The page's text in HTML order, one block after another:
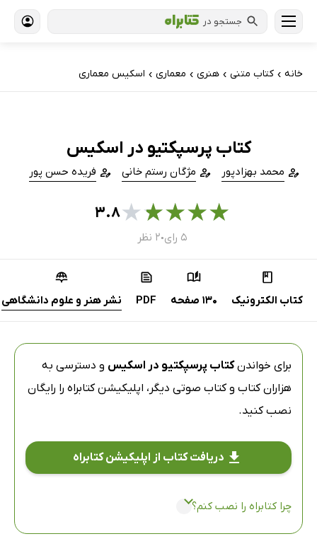
جستجو در
خانه › کتاب‌ متنی › هنری › معماری › اسکیس معماری
کتاب پرسپکتیو در اسکیس
محمد بهزادپور مژگان رستم خانی فریده حسن پور
★
★
★
★
★۳.۸
۵ رای ● ۲ نظر
کتاب الکترونیک 130 صفحه PDF نشر هنر و علوم دانشگاهی
برای خواندنکتاب پرسپکتیو در اسکیس و دسترسی به
هزاران کتاب و کتاب صوتی دیگر، اپلیکیشن کتابراه را رایگان
نصب کنید.
دریافت کتاب از اپلیکیشن کتابراه
چرا کتابراه را نصب کنم؟